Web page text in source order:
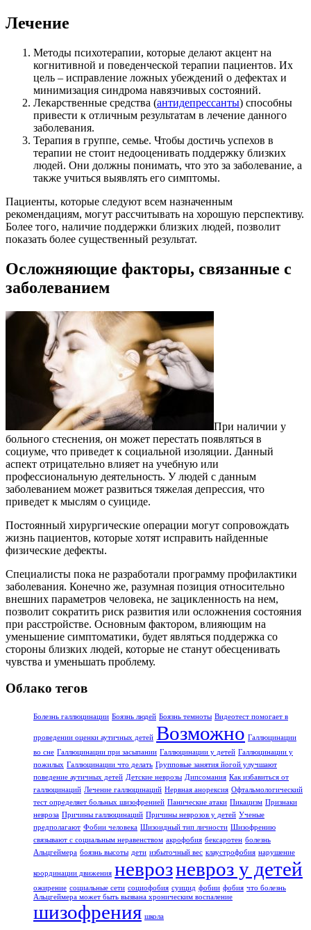
Лечение
Методы психотерапии, которые делают акцент на
когнитивной и поведенческой терапии пациентов. Их
цель – исправление ложных убеждений о дефектах и
минимизация синдрома навязчивых состояний.
Лекарственные средства (антидепрессанты) способны
привести к отличным результатам в лечение данного
заболевания.
Терапия в группе, семье. Чтобы достичь успехов в
терапии не стоит недооценивать поддержку близких
людей. Они должны понимать, что это за заболевание, а
также учиться выявлять его симптомы.
Пациенты, которые следуют всем назначенным
рекомендациям, могут рассчитывать на хорошую перспективу.
Более того, наличие поддержки близких людей, позволит
показать более существенный результат.
Осложняющие факторы, связанные с
заболеванием
При наличии у
больного стеснения, он может перестать появляться в
социуме, что приведет к социальной изоляции. Данный
аспект отрицательно влияет на учебную или
профессиональную деятельность. У людей с данным
заболеванием может развиться тяжелая депрессия, что
приведет к мыслям о суициде.
Постоянный хирургические операции могут сопровождать
жизнь пациентов, которые хотят исправить найденные
физические дефекты.
Специалисты пока не разработали программу профилактики
заболевания. Конечно же, разумная позиция относительно
внешних параметров человека, не зацикленность на нем,
позволит сократить риск развития или осложнения состояния
при расстройстве. Основным фактором, влияющим на
уменьшение симптоматики, будет являться поддержка со
стороны близких людей, которые не станут обесценивать
чувства и уменьшать проблему.
Облако тегов
Болезнь галлюцинации Боязнь людей Боязнь темноты Видеотест помогает в
проведении оценки аутичных детей Возможно Галлюцинации
во сне Галлюцинации при засыпании Галлюцинации у детей Галлюцинации у
пожилых Галлюцинации что делать Групповые занятия йогой улучшают
поведение аутичных детей Детские неврозы Дипсомания Как избавиться от
галлюцинаций Лечение галлюцинаций Нервная анорексия Офтальмологический
тест определяет больных шизофренией Панические атаки Пикацизм Признаки
невроза Причины галлюцинаций Причины неврозов у детей Ученые
предполагают Фобии человека Шизоидный тип личности Шизофрению
связывают с социальным неравенством акрофобия бексаротен болезнь
Альцгеймера боязнь высоты дети избыточный вес клаустрофобия нарушение
координации движения неврозневроз у детей
ожирение социальные сети социофобия суицид фобии фобия что болезнь
Альцгеймера может быть вызвана хроническим воспаление
шизофрения школа